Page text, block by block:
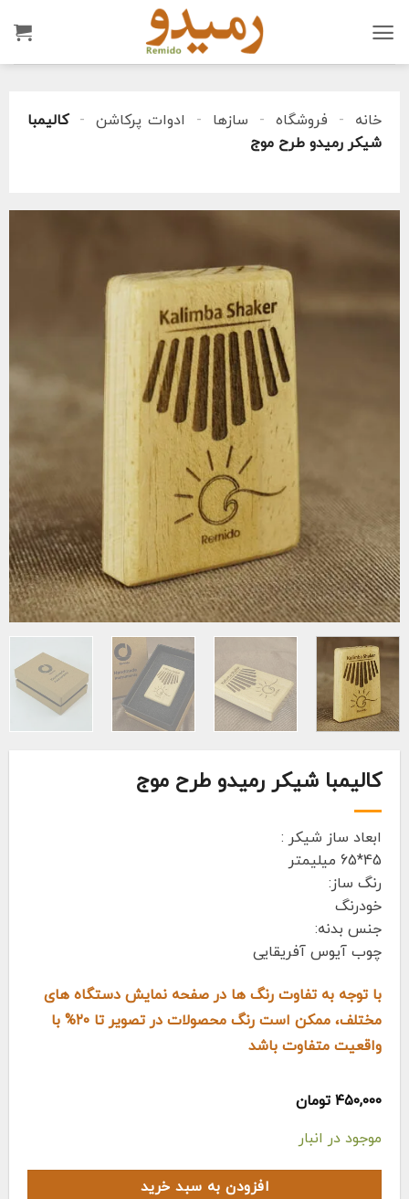
خانه - فروشگاه - سازها - ادوات پرکاشن - کالیمبا
شیکر رمیدو طرح موج
کالیمبا شیکر رمیدو طرح موج
ابعاد ساز شیکر :
45*65 میلیمتر
رنگ ساز:
خودرنگ
جنس بدنه:
چوب آیوس آفریقایی
با توجه به تفاوت رنگ ها در صفحه نمایش دستگاه های
مختلف، ممکن است رنگ محصولات در تصویر تا ۲۰% با
واقعیت متفاوت باشد
۴۵۰,۰۰۰ تومان
موجود در انبار
افزودن به سبد خرید